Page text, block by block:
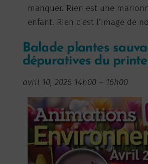
manquer. Rien est une
enfant. Rien c’est l’image de
Balade plantes
dépuratives du
avril 10, 2026 14h00– 16h00